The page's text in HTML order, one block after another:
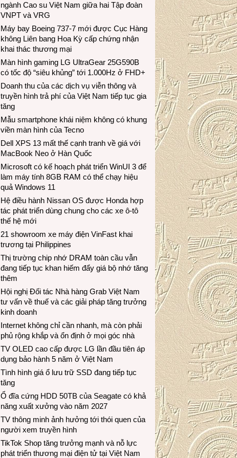
ngành Cao su Việt Nam giữa hai Tập đoàn
VNPT và VRG
Máy bay Boeing 737-7 mới được Cục Hàng
không Liên bang Hoa Kỳ cấp chứng nhận
khai thác thương mại
Màn hình gaming LG UltraGear 25G590B
có tốc độ “siêu khủng” tới 1.000Hz ở FHD+
Doanh thu của các dịch vụ viễn thông và
truyền hình trả phí của Việt Nam tiếp tục gia
tăng
Mẫu smartphone khái niệm không có khung
viền màn hình của Tecno
Dell XPS 13 mất thế cạnh tranh về giá với
MacBook Neo ở Hàn Quốc
Microsoft có kế hoạch phát triển WinUI 3 để
làm máy tính 8GB RAM có thể chạy hiệu
quả Windows 11
Hệ điều hành Nissan OS được Honda hợp
tác phát triển dùng chung cho các xe ô-tô
thế hệ mới
21 showroom xe máy điện VinFast khai
trương tại Philippines
Thị trường chip nhớ DRAM toàn cầu vẫn
đang tiếp tục khan hiếm đẩy giá bộ nhớ tăng
thêm
Hội nghị Đối tác Nhà hàng Grab Việt Nam
tư vấn về thuế và các giải pháp tăng trưởng
kinh doanh
Internet không chỉ cần nhanh, mà còn phải
phủ rộng khắp và ổn định ở mọi góc nhà
TV OLED cao cấp được LG lần đầu tiên áp
dụng bảo hành 5 năm ở Việt Nam
Tình hình giá ổ lưu trữ SSD đang tiếp tục
tăng
Ổ đĩa cứng HDD 50TB của Seagate có khả
năng xuất xưởng vào năm 2027
TV thông minh ảnh hưởng tới thói quen của
người xem truyền hình
TikTok Shop tăng trưởng mạnh và nỗ lực
phát triển thương mại điện tử tại Việt Nam